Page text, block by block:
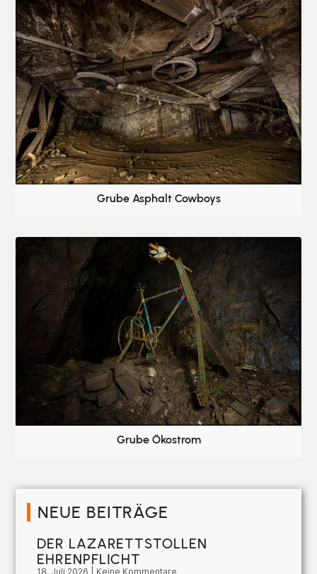
Grube Asphalt Cowboys
Grube Ökostrom
NEUE BEITRÄGE
DER LAZARETTSTOLLEN
EHRENPFLICHT
18. Juli 2026 Keine Kommentare